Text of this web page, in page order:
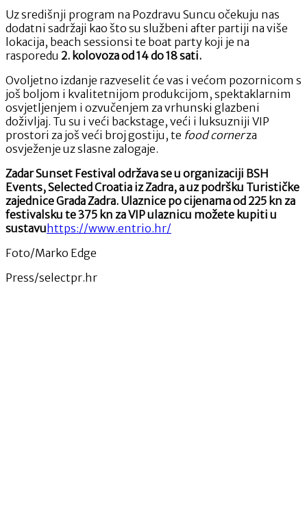
Uz središnji program na Pozdravu Suncu očekuju nas
dodatni sadržaji kao što su službeni after partiji na više
lokacija, beach sessionsi te boat party koji je na
rasporedu 2. kolovoza od 14 do 18 sati.
Ovoljetno izdanje razveselit će vas i većom pozornicom s
još boljom i kvalitetnijom produkcijom, spektaklarnim
osvjetljenjem i ozvučenjem za vrhunski glazbeni
doživljaj. Tu su i veći backstage, veći i luksuzniji VIP
prostori za još veći broj gostiju, te food cornerza
osvježenje uz slasne zalogaje.
Zadar Sunset Festival održava se u organizaciji BSH
Events, Selected Croatia iz Zadra, a uz podršku Turističke
zajednice Grada Zadra. Ulaznice po cijenama od 225 kn za
festivalsku te 375 kn za VIP ulaznicu možete kupiti u
sustavuhttps://www.entrio.hr/
Foto/Marko Edge
Press/selectpr.hr